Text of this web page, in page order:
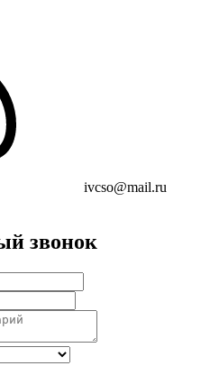
ivcso@mail.ru
звонок